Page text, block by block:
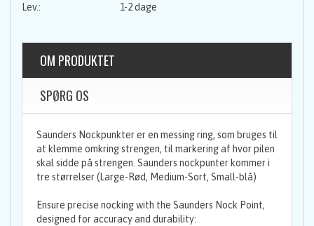
1-2 dage
OM PRODUKTET
SPØRG OS
Saunders Nockpunkter er en messing ring, som bruges til
at klemme omkring strengen, til markering af hvor pilen
skal sidde på strengen. Saunders nockpunter kommer i
tre størrelser (Large-Rød, Medium-Sort, Small-blå)
Ensure precise nocking with the Saunders Nock Point,
designed for accuracy and durability: